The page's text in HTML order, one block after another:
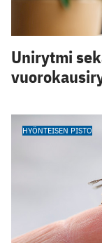
Unirytmi
HYÖNTEISEN PISTO